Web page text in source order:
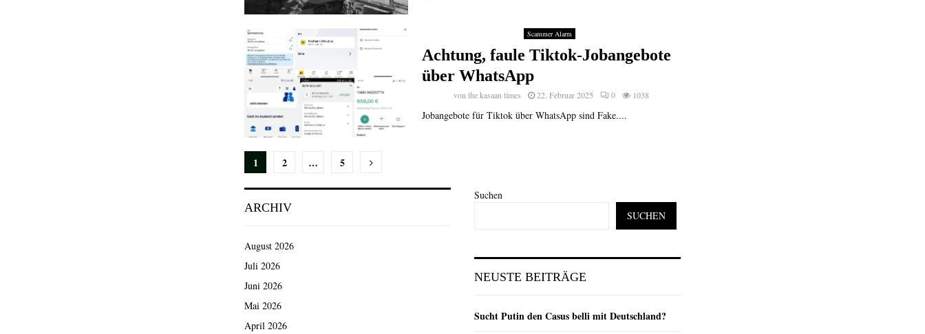
Scammer Alarm
Achtung, faule Tiktok-Jobangebote
über WhatsApp
vonthe kasaan times 22. Februar 2025 0 1038
Jobangebote für Tiktok über WhatsApp sind Fake....
Seitennummerierung
der
Beiträge
1 2 … 5
ARCHIV
August 2026
Juli 2026
Juni 2026
Mai 2026
April 2026
Suchen
SUCHEN
NEUSTE BEITRÄGE
Sucht Putin den Casus belli mit Deutschland?